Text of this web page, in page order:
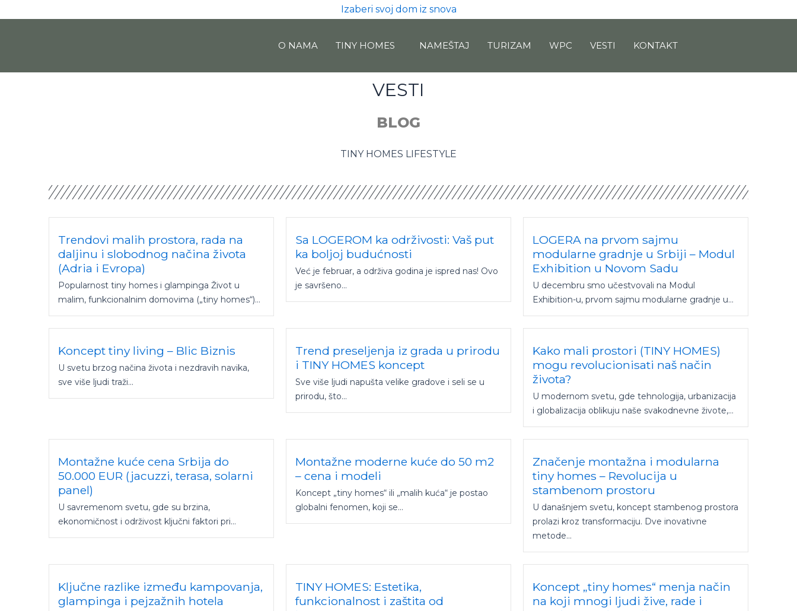
na
Izaberi svoj dom iz snova
O NAMA TINY HOMES NAMEŠTAJ TURIZAM WPC VESTI KONTAKT
VESTI
BLOG
TINY HOMES LIFESTYLE
Trendovi malih prostora, rada na
daljinu i slobodnog načina života
(Adria i Evropa)
Popularnost tiny homes i glampinga Život u
malim, funkcionalnim domovima („tiny homes“)...
Sa LOGEROM ka održivosti: Vaš put
ka boljoj budućnosti
Već je februar, a održiva godina je ispred nas! Ovo
je savršeno...
LOGERA na prvom sajmu
modularne gradnje u Srbiji – Modul
Exhibition u Novom Sadu
U decembru smo učestvovali na Modul
Exhibition-u, prvom sajmu modularne gradnje u...
Koncept tiny living – Blic Biznis
U svetu brzog načina života i nezdravih navika,
sve više ljudi traži...
Trend preseljenja iz grada u prirodu
i TINY HOMES koncept
Sve više ljudi napušta velike gradove i seli se u
prirodu, što...
Kako mali prostori (TINY HOMES)
mogu revolucionisati naš način
života?
U modernom svetu, gde tehnologija, urbanizacija
i globalizacija oblikuju naše svakodnevne živote,...
Montažne kuće cena Srbija do
50.000 EUR (jacuzzi, terasa, solarni
panel)
U savremenom svetu, gde su brzina,
ekonomičnost i održivost ključni faktori pri...
Montažne moderne kuće do 50 m2
– cena i modeli
Koncept „tiny homes“ ili „malih kuća“ je postao
globalni fenomen, koji se...
Značenje montažna i modularna
tiny homes – Revolucija u
stambenom prostoru
U današnjem svetu, koncept stambenog prostora
prolazi kroz transformaciju. Dve inovativne
metode...
Ključne razlike između kampovanja,
glampinga i pejzažnih hotela
TINY HOMES: Estetika,
funkcionalnost i zaštita od
Koncept „tiny homes“ menja način
na koji mnogi ljudi žive, rade i